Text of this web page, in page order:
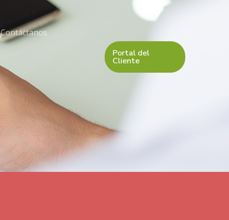
Contáctanos
Portal del
Cliente